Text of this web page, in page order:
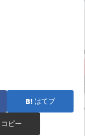
はてブ
コピー